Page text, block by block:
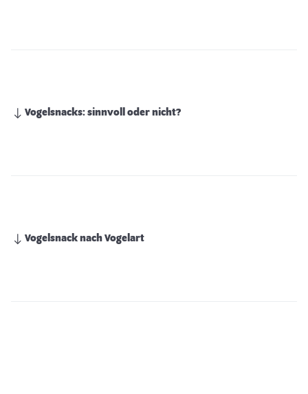
Vogelsnacks: sinnvoll oder nicht?
Vogelsnack nach Vogelart